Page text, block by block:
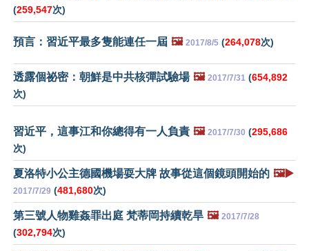
(259,547次)
預言：習近平最多隻能連任一屆 🖼️ 2017/8/5 (264,078次)
透露個祕密：朝鮮是中共核彈試驗場 🖼️ 2017/7/31 (654,892
次)
習近平，這事江和你總得有一人負責 🖼️ 2017/7/30 (295,686
次)
夏洛特小公主德國機場耍大牌 故事從這個鏡頭開始的 🖼️▶️
2017/7/29 (481,680次)
第三號人物雞姦罪出庭 梵蒂岡持續乾旱 🖼️ 2017/7/28
(302,794次)